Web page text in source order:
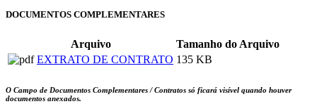
DOCUMENTOS COMPLEMENTARES
Arquivo
Tamanho do Arquivo
EXTRATO DE CONTRATO 135 KB
O Campo de Documentos Complementares / Contratos só ficará visível quando houver
documentos anexados.